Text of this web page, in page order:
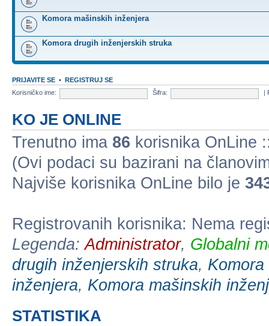
Komora mašinskih inženjera
Komora drugih inženjerskih struka
PRIJAVITE SE • REGISTRUJ SE
Korisničko ime:
Šifra:
KO JE ONLINE
Trenutno ima 86 korisnika OnLine
(Ovi podaci su bazirani na
Najviše korisnika OnLine bilo je
Registrovanih korisnika: Nema
Legenda:Administrator, Globalni
drugih inženjerskih struka,
inženjera, Komora mašinskih
STATISTIKA